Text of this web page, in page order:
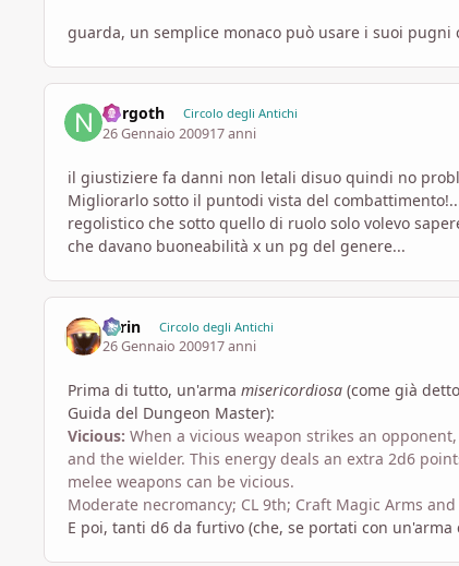
guarda, un semplice monaco può usare i suoi
norgoth Circolo degli Antichi
26 Gennaio 200917 anni
il giustiziere fa danni non letali disuo quindi no
Migliorarlo sotto il puntodi vista del
regolistico che sotto quello di ruolo solo volevo
che davano buoneabilità x un pg del genere...
Larin Circolo degli Antichi
26 Gennaio 200917 anni
Prima di tutto, un'arma misericordiosa (come già
Guida del Dungeon Master):
Vicious: When a vicious weapon strikes an
and the wielder. This energy deals an extra 2d6
melee weapons can be vicious.
Moderate necromancy; CL 9th; Craft Magic Arms and
E poi, tanti d6 da furtivo (che, se portati con